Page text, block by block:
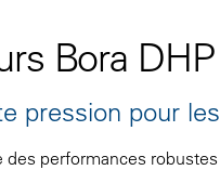
Bora DHP
pression pour
performances